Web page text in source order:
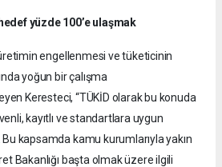
yüzde 100’e ulaşmak
üretimin engellenmesi ve tüketicinin
yoğun bir çalışma
Keresteci, “TÜKİD olarak bu konuda
kayıtlı ve standartlara uygun
kapsamda kamu kurumlarıyla yakın
Bakanlığı başta olmak üzere ilgili